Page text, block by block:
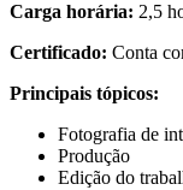
Carga horária: 2,5
Certificado: Conta
Principais tópicos:
Fotografia de
Produção
Edição do